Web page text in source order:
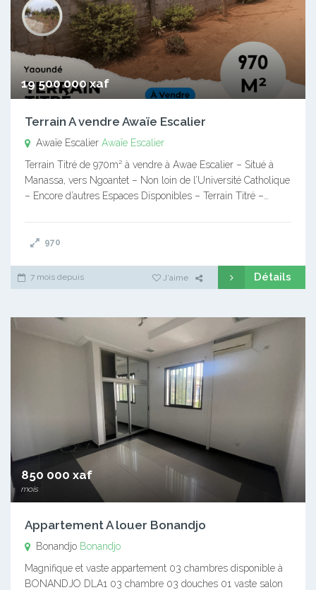
19 500 000 xaf
Terrain A vendre Awaïe Escalier
Awaïe Escalier Awaïe Escalier
Terrain Titré de 970m² à vendre à Awae Escalier – Situé à
Manassa, vers Ngoantet – Non loin de l’Université Catholique
– Encore d’autres Espaces Disponibles – Terrain Titré –…
970
7 mois depuis J'aime Détails
850 000 xaf
mois
Appartement A louer Bonandjo
Bonandjo Bonandjo
Magnifique et vaste appartement 03 chambres disponible à
BONANDJO DLA1 03 chambre 03 douches 01 vaste salon